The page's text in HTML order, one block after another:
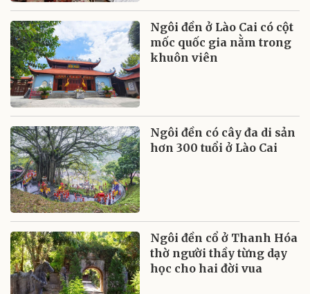
Ngôi đền ở Lào Cai có cột
mốc quốc gia nằm trong
khuôn viên
Ngôi đền có cây đa di sản
hơn 300 tuổi ở Lào Cai
Ngôi đền cổ ở Thanh Hóa
thờ người thầy từng dạy
học cho hai đời vua